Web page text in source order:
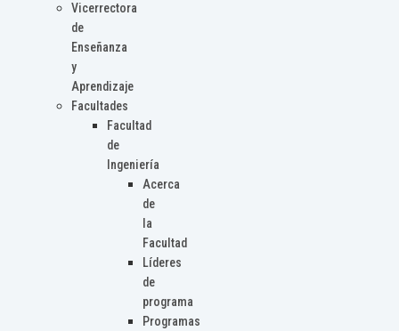
Vicerrectora
de
Enseñanza
y
Aprendizaje
Facultades
Facultad
de
Ingeniería
Acerca
de
la
Facultad
Líderes
de
programa
Programas